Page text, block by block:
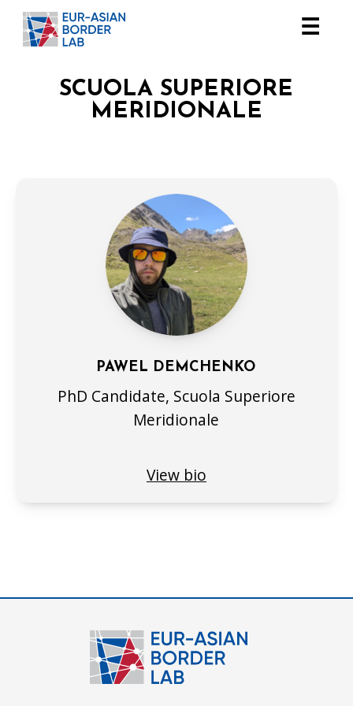
☰
SCUOLA SUPERIORE
MERIDIONALE
PAWEL DEMCHENKO
PhD Candidate, Scuola Superiore
Meridionale
View bio